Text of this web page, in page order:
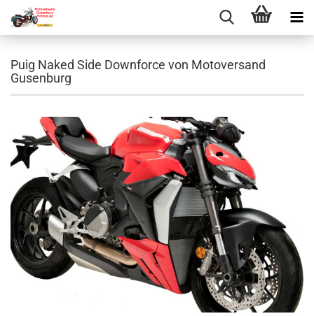
Puig Naked Side Downforce von Motoversand
Gusenburg